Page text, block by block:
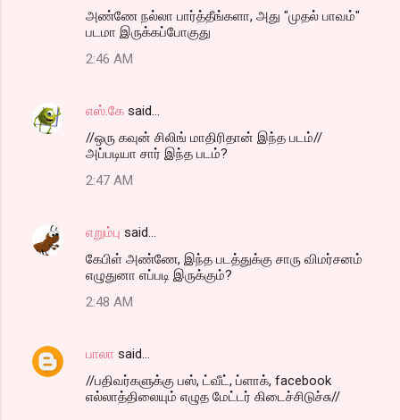
அண்ணே நல்லா பார்த்தீங்களா, அது "முதல் பாவம்"
படமா இருக்கப்போகுது
2:46 AM
எஸ்.கே said…
//ஒரு கவுன் சிலிங் மாதிரிதான் இந்த படம்//
அப்படியா சார் இந்த படம்?
2:47 AM
எறும்பு said…
கேபிள் அண்ணே, இந்த படத்துக்கு சாரு விமர்சனம்
எழுதுனா எப்படி இருக்கும்?
2:48 AM
பாலா said…
//பதிவர்களுக்கு பஸ், ட்வீட், ப்ளாக், facebook
எல்லாத்திலையும் எழுத மேட்டர் கிடைச்சிடுச்சு//